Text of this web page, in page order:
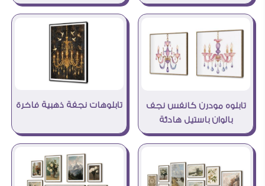
تابلوه مودرن كانفس نجف
بالوان باستيل هادئة
تابلوهات نجفة ذهبية فاخرة